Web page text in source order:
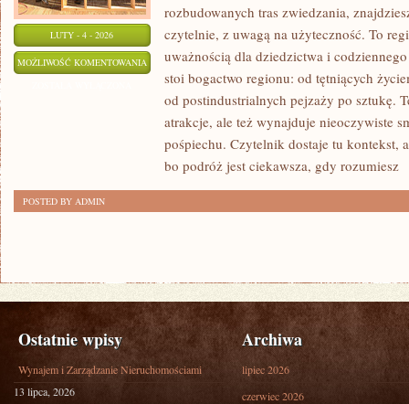
LUTY - 4 - 2026
MOŻLIWOŚĆ KOMENTOWANIA ŚWIĘTOCHŁOWICE
rozbudowanych tras zwiedzania,
czytelnie, z uwagą na użyteczność. To
uważnością dla dziedzictwa i
stoi bogactwo regionu: od tętniących
od postindustrialnych pejzaży po sztukę.
atrakcje, ale też wynajduje nieoczywiste
pośpiechu. Czytelnik dostaje tu kontekst,
bo podróż jest ciekawsza, gdy rozumiesz
POSTED BY ADMIN
Ostatnie wpisy
Wynajem i Zarządzanie Nieruchomościami
13 lipca, 2026
Archiwa
lipiec 2026
czerwiec 2026